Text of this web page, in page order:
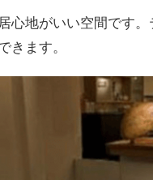
心地がいい空間です。
きます。